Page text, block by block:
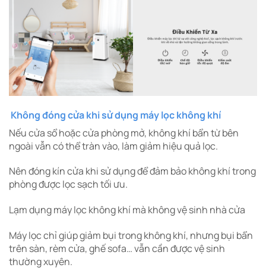
Không đóng cửa khi sử dụng máy lọc không khí
Nếu cửa sổ hoặc cửa phòng mở, không khí bẩn từ bên
ngoài vẫn có thể tràn vào, làm giảm hiệu quả lọc.
Nên đóng kín cửa khi sử dụng để đảm bảo không khí trong
phòng được lọc sạch tối ưu.
Lạm dụng máy lọc không khí mà không vệ sinh nhà cửa
Máy lọc chỉ giúp giảm bụi trong không khí, nhưng bụi bẩn
trên sàn, rèm cửa, ghế sofa… vẫn cần được vệ sinh
thường xuyên.